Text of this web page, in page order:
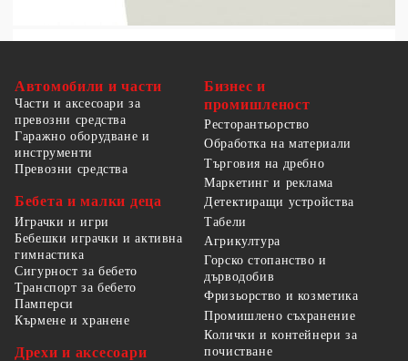
Автомобили и части
Части и аксесоари за
превозни средства
Гаражно оборудване и
инструменти
Превозни средства
Бебета и малки деца
Играчки и игри
Бебешки играчки и активна
гимнастика
Сигурност за бебето
Транспорт за бебето
Памперси
Кърмене и хранене
Дрехи и аксесоари
Бизнес и
промишленост
Ресторантьорство
Обработка на материали
Търговия на дребно
Маркетинг и реклама
Детектиращи устройства
Табели
Агрикултура
Горско стопанство и
дърводобив
Фризьорство и козметика
Промишлено съхранение
Колички и контейнери за
почистване